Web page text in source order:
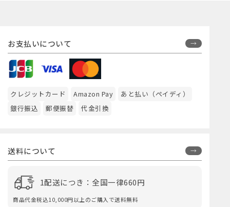
お支払いについて
クレジットカード Amazon Pay
あと払い（ペイディ）
銀行振込
郵便振替 代金引換
送料について
1配送につき：全国一律660円
商品代金税込10,000円以上のご購入で送料無料